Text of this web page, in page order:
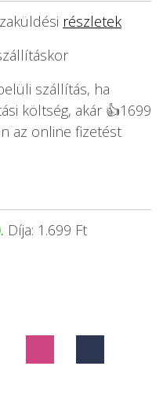
részletek
szállítás, ha
költség, akár 👍1699
az online fizetést
Díja: 1.699 Ft